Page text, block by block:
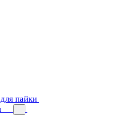
пайки